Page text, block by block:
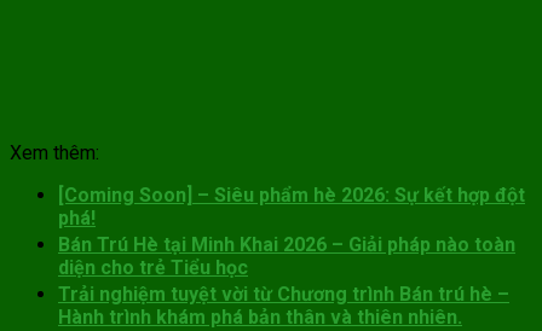
Xem thêm:
[Coming Soon] – Siêu phẩm hè 2026: Sự kết hợp đột
phá!
Bán Trú Hè tại Minh Khai 2026 – Giải pháp nào toàn
diện cho trẻ Tiểu học
Trải nghiệm tuyệt vời từ Chương trình Bán trú hè –
Hành trình khám phá bản thân và thiên nhiên.